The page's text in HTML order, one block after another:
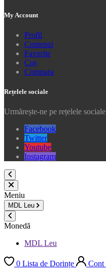
My Account
Profil
Comenzi
Favorite
Coș
Compara
Rețelele sociale
Urmărește-ne pe rețelele sociale
Facebook
Twitter
Youtube
Instagram
Meniu
MDL Leu
Monedă
MDL Leu
0 Lista de Dorințe Cont